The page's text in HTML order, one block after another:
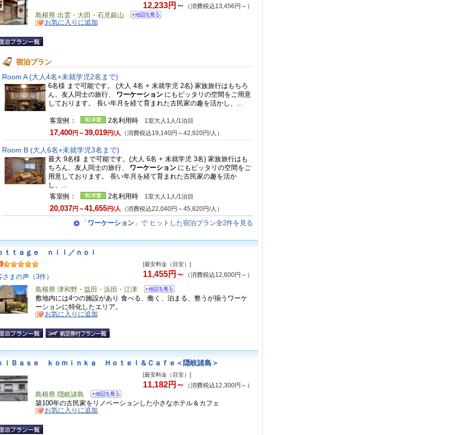
12,233円～ （消費税込13,456円～）
島根県 出雲・大田・石見銀山
お気に入りに追加
宿泊プラン
Room A (大人4名+未就学児2名まで)
6名様 まで可能です。 (大人 4名 + 未就学児 2名) 家族旅行はもちろ
ん、友人同士の旅行、
ワーケーション にもピッタリの空間をご用意
しております。 長い年月を経て育まれた古民家の趣を活かし、...
客室例： 2名利用時 1室大人1人/1泊目
17,400円～39,019円/人 （消費税込19,140円～42,920円/人）
Room B (大人6名+未就学児3名まで)
最大 9名様 まで可能です。(大人 6名 + 未就学児 3名) 家族旅行はも
ちろん、友人同士の旅行、
ワーケーション にもピッタリの空間をご
用意しております。 長い年月を経て育まれた古民家の趣を活か
し、...
客室例：
2名利用時 1室大人1人/1泊目
20,037円～41,655円/人 （消費税込22,040円～45,820円/人）
「 ワーケーション 」で ヒットした宿泊プラン全2件を見る
ｔｔａｇｅ ｎｉｌ／ｎｏｉ
さまの声（3件）
[最安料金（目安）]
11,455円～ （消費税込12,600円～）
島根県 津和野・益田・浜田・江津
敷地内には4つの施設があり 食べる、働く、泊まる、整うが揃うワーケ
ーションに特化したエリア。
お気に入りに追加
ｉＢａｓｅ ｋｏｍｉｎｋａ Ｈｏｔｅｌ＆Ｃａｆｅ＜隠岐諸島＞
[最安料金（目安）]
11,182円～ （消費税込12,300円～）
島根県 隠岐諸島
築100年の古民家をリノベーションした小さなホテル＆カフェ
お気に入りに追加